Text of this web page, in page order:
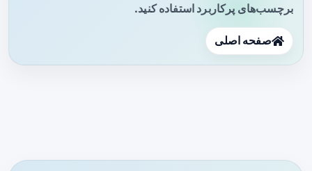
برچسب‌های پرکاربرد استفاده کنید.
صفحه اصلی